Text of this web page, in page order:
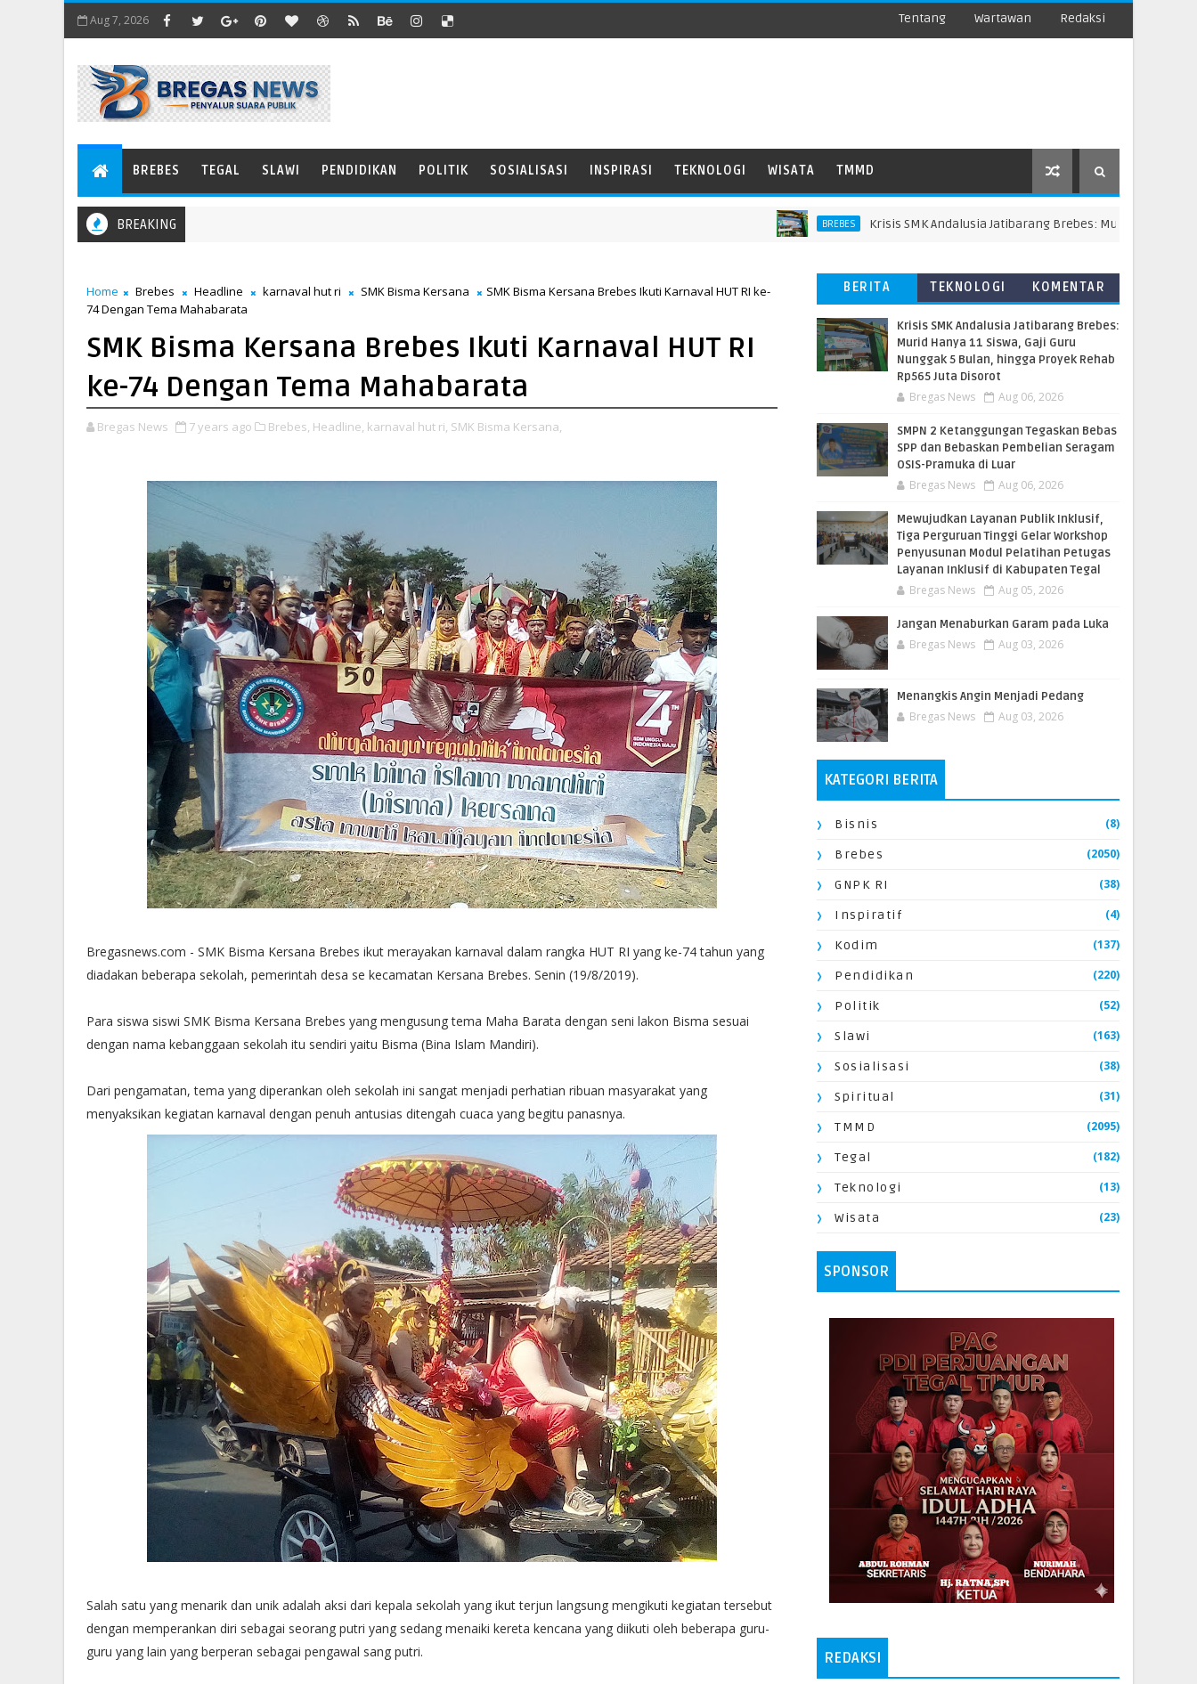
Aug 7, 2026 Tentang Wartawan Redaksi
BREBES TEGAL SLAWI PENDIDIKAN POLITIK SOSIALISASI INSPIRASI TEKNOLOGI WISATA TMMD
BREAKING BREBES Krisis SMK Andalusia Jatibarang Brebes: Murid Hanya 11
Home Brebes Headline karnaval hut ri SMK Bisma Kersana
SMK Bisma Kersana Brebes Ikuti Karnaval HUT RI ke-
74 Dengan Tema Mahabarata
SMK Bisma Kersana Brebes Ikuti Karnaval HUT RI
ke-74 Dengan Tema Mahabarata
Bregas News 7 years ago Brebes, Headline, karnaval hut ri, SMK Bisma Kersana,
Bregasnews.com - SMK Bisma Kersana Brebes ikut merayakan karnaval dalam rangka HUT RI yang ke-74 tahun yang
diadakan beberapa sekolah, pemerintah desa se kecamatan Kersana Brebes. Senin (19/8/2019).
Para siswa siswi SMK Bisma Kersana Brebes yang mengusung tema Maha Barata dengan seni lakon Bisma sesuai
dengan nama kebanggaan sekolah itu sendiri yaitu Bisma (Bina Islam Mandiri).
Dari pengamatan, tema yang diperankan oleh sekolah ini sangat menjadi perhatian ribuan masyarakat yang
menyaksikan kegiatan karnaval dengan penuh antusias ditengah cuaca yang begitu panasnya.
Salah satu yang menarik dan unik adalah aksi dari kepala sekolah yang ikut terjun langsung mengikuti kegiatan tersebut
dengan memperankan diri sebagai seorang putri yang sedang menaiki kereta kencana yang diikuti oleh beberapa guru-
guru yang lain yang berperan sebagai pengawal sang putri.
BERITA
TERBARU
TEKNOLOGI
KOMENTAR
Krisis SMK Andalusia Jatibarang Brebes:
Murid Hanya 11 Siswa, Gaji Guru
Nunggak 5 Bulan, hingga Proyek Rehab
Rp565 Juta Disorot
Bregas News Aug 06, 2026
SMPN 2 Ketanggungan Tegaskan Bebas
SPP dan Bebaskan Pembelian Seragam
OSIS-Pramuka di Luar
Bregas News Aug 06, 2026
​Mewujudkan Layanan Publik Inklusif,
Tiga Perguruan Tinggi Gelar Workshop
Penyusunan Modul Pelatihan Petugas
Layanan Inklusif di Kabupaten Tegal
Bregas News Aug 05, 2026
Jangan Menaburkan Garam pada Luka
Bregas News Aug 03, 2026
Menangkis Angin Menjadi Pedang
Bregas News Aug 03, 2026
KATEGORI BERITA
Bisnis (8)
Brebes (2050)
GNPK RI (38)
Inspiratif (4)
Kodim (137)
Pendidikan (220)
Politik (52)
Slawi (163)
Sosialisasi (38)
Spiritual (31)
TMMD (2095)
Tegal (182)
Teknologi (13)
Wisata (23)
SPONSOR
REDAKSI